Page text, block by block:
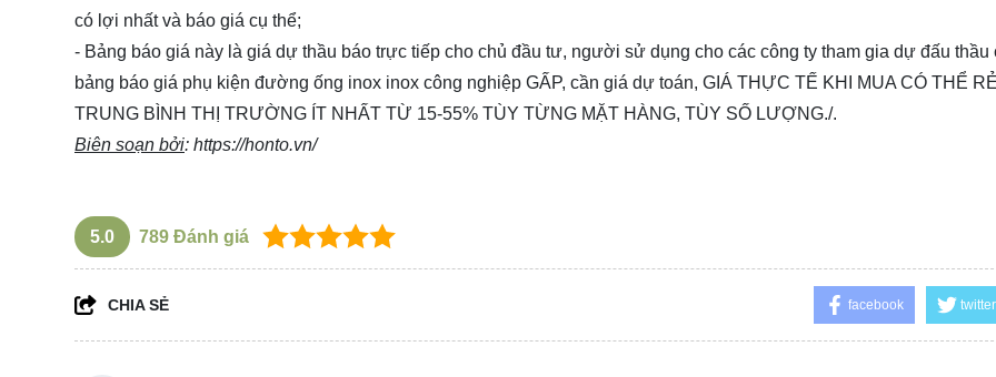
có lợi nhất và báo giá cụ thể;
- Bảng báo giá này là giá dự thầu báo trực tiếp cho chủ đầu tư, người sử dụng cho các công ty tham gia dự đấu thầu
bảng báo giá phụ kiện đường ống inox inox công nghiệp GẤP, cần giá dự toán, GIÁ THỰC TẾ KHI MUA CÓ THỂ
TRUNG BÌNH THỊ TRƯỜNG ÍT NHẤT TỪ 15-55% TÙY TỪNG MẶT HÀNG, TÙY SỐ LƯỢNG./.
Biên soạn bởi: https://honto.vn/
5.0 789 Đánh giá
CHIA SẺ facebook twitter